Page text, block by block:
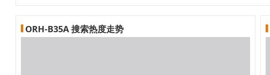
ORH-B35A 搜索热度走势